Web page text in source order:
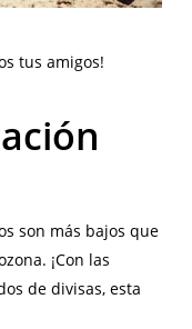
tus amigos!
son más bajos que
¡Con las
de divisas, esta